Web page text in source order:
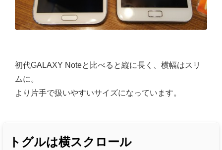
初代GALAXY Noteと比べると縦に長く、横幅はスリ
ムに。
より片手で扱いやすいサイズになっています。
トグルは横スクロール